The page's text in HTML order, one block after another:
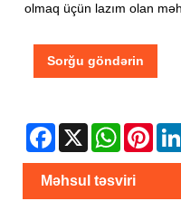
olmaq üçün lazım olan
Sorğu göndərin
Facebook
X WhatsApp
Məhsul təsviri